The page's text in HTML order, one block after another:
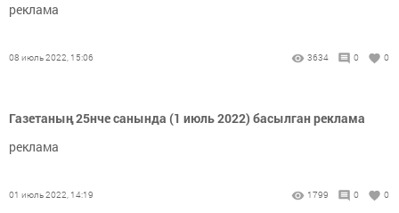
реклама
08 июль 2022, 15:06 3634 0 0
Газетаның 25нче санында (1 июль 2022) басылган реклама
реклама
01 июль 2022, 14:19 1799 0 0